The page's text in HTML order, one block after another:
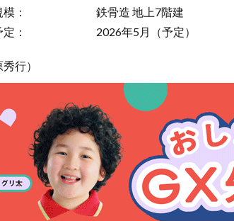
模： 鉄骨造 地上7階建
定： 2026年5月（予定）
秀行）